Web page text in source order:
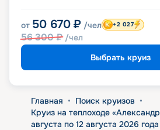
от 50 670 ₽ /чел
56 300₽ /чел
+2 027
Выбрать круиз
Главная • Поиск круизов •
Круиз на теплоходе
августа по 12 августа 2026 года